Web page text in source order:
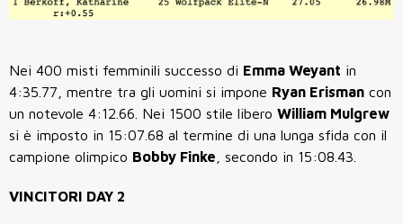
Nei 400 misti femminili successo di Emma Weyant in
4:35.77, mentre tra gli uomini si impone Ryan Erisman con
un notevole 4:12.66. Nei 1500 stile libero William Mulgrew
si è imposto in 15:07.68 al termine di una lunga sfida con il
campione olimpico Bobby Finke , secondo in 15:08.43.
VINCITORI DAY 2